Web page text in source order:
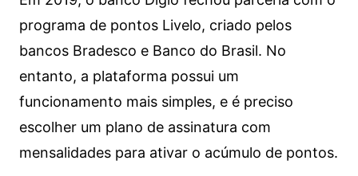
programa de pontos Livelo, criado pelos
bancos Bradesco e Banco do Brasil. No
entanto, a plataforma possui um
funcionamento mais simples, e é preciso
escolher um plano de assinatura com
mensalidades para ativar o acúmulo de pontos.